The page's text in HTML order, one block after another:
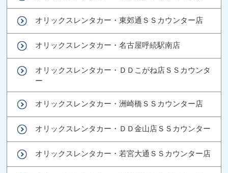
オリックスレンタカー・東郊通ＳＳカウンター店
オリックスレンタカー・名古屋呼続駅南店
オリックスレンタカー・ＤＤこがね店ＳＳカウンタ
ー
オリックスレンタカー・洲崎橋ＳＳカウンター店
オリックスレンタカー・ＤＤ金山店ＳＳカウンター
オリックスレンタカー・若宮大通ＳＳカウンター店